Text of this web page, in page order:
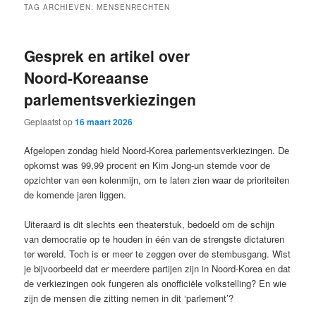
TAG ARCHIEVEN:MENSENRECHTEN
Gesprek en artikel over
Noord-Koreaanse
parlementsverkiezingen
Geplaatst op16 maart 2026
Afgelopen zondag hield Noord-Korea parlementsverkiezingen. De
opkomst was 99,99 procent en Kim Jong-un stemde voor de
opzichter van een kolenmijn, om te laten zien waar de prioriteiten
de komende jaren liggen.
Uiteraard is dit slechts een theaterstuk, bedoeld om de schijn
van democratie op te houden in één van de strengste dictaturen
ter wereld. Toch is er meer te zeggen over de stembusgang. Wist
je bijvoorbeeld dat er meerdere partijen zijn in Noord-Korea en dat
de verkiezingen ook fungeren als onofficiële volkstelling? En wie
zijn de mensen die zitting nemen in dit ‘parlement’?